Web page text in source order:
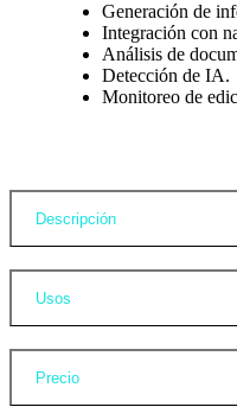
Generación de
Integración con
Análisis de
Detección de IA.
Monitoreo de
Descripción
Usos
Precio